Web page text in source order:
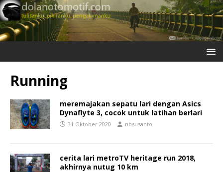
Running
meremajakan sepatu lari dengan Asics
Dynaflyte 3, cocok untuk latihan berlari
31 Oktober 2020 nbsusanto
cerita lari metroTV heritage run 2018,
akhirnya nutug 10 km